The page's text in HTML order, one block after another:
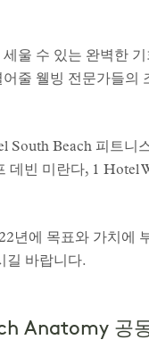
울 수 있는 완벽한
줄 웰빙 전문가들의
South Beach 피트니
빈 미란다, 1 Hotel
년에 목표와 가치에
길 바랍니다.
Anatomy 공